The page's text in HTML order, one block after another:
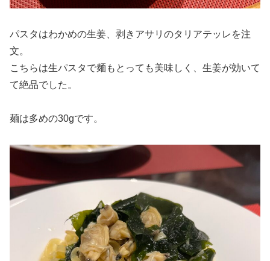
パスタはわかめの生姜、剥きアサリのタリアテッレを注
文。
こちらは生パスタで麺もとっても美味しく、生姜が効いて
て絶品でした。
麺は多めの30gです。